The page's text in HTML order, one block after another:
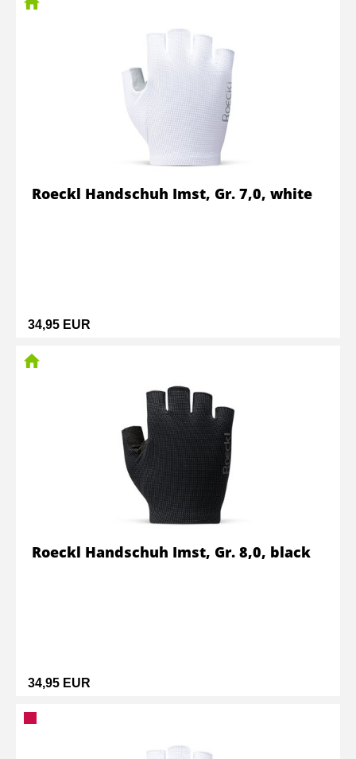
34,95 EUR
Roeckl Handschuh Imst, Gr. 7,0, white
34,95 EUR
Roeckl Handschuh Imst, Gr. 8,0, black